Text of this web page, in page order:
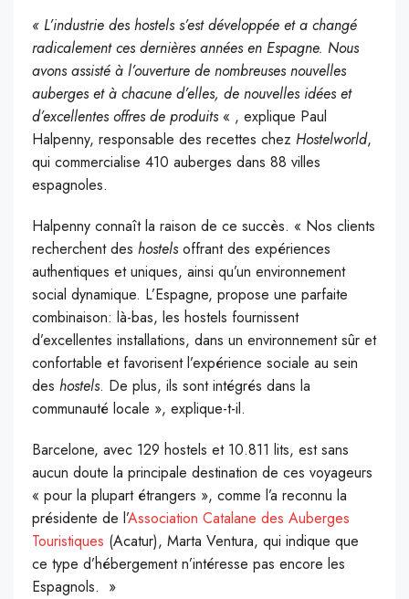
« L’industrie des hostels s’est développée et a changé
radicalement ces dernières années en Espagne. Nous
avons assisté à l’ouverture de nombreuses nouvelles
auberges et à chacune d’elles, de nouvelles idées et
d’excellentes offres de produits« , explique Paul
Halpenny, responsable des recettes chez Hostelworld,
qui commercialise 410 auberges dans 88 villes
espagnoles.
Halpenny connaît la raison de ce succès. « Nos clients
recherchent des hostelsoffrant des expériences
authentiques et uniques, ainsi qu’un environnement
social dynamique. L’Espagne, propose une parfaite
combinaison: là-bas, les hostels fournissent
d’excellentes installations, dans un environnement sûr et
confortable et favorisent l’expérience sociale au sein
des hostels. De plus, ils sont intégrés dans la
communauté locale », explique-t-il.
Barcelone, avec 129 hostels et 10.811 lits, est sans
aucun doute la principale destination de ces voyageurs
« pour la plupart étrangers », comme l’a reconnu la
présidente de l’Association Catalane des Auberges
Touristiques (Acatur), Marta Ventura, qui indique que
ce type d’hébergement n’intéresse pas encore les
Espagnols. »